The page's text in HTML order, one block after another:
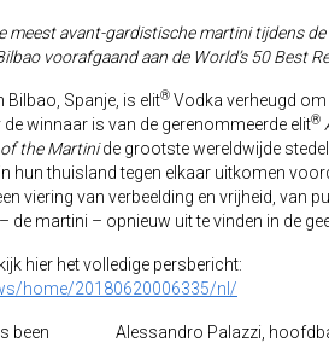
meest avant-gardistische martini tijdens
voorafgaand aan de World’s 50 Best
Bilbao, Spanje, is elit® Vodka verheugd
winnaar is van de gerenommeerde elit®
the Martinide grootste wereldwijde
hun thuisland tegen elkaar uitkomen
viering van verbeelding en vrijheid, van
martini – opnieuw uit te vinden in de
hier het volledige persbericht:
home/20180620006335/nl/
Alessandro Palazzi,